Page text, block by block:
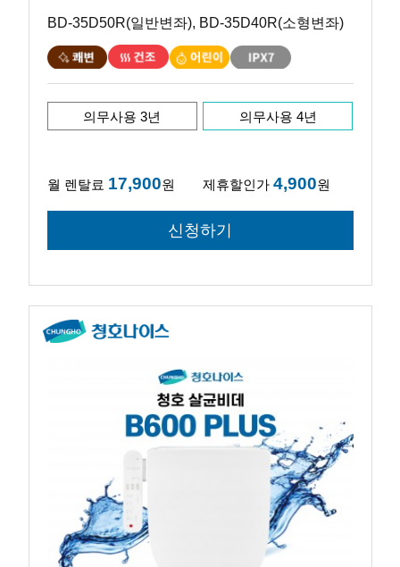
BD-35D50R(일반변좌), BD-35D40R(소형변좌)
의무사용 3년 의무사용 4년
월 렌탈료 17,900원 제휴할인가4,900원